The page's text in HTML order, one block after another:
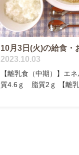
10月3日(火)の給食・
2023.10.03
【離乳食（中期）】エ
質4.6ｇ 脂質2ｇ 【離